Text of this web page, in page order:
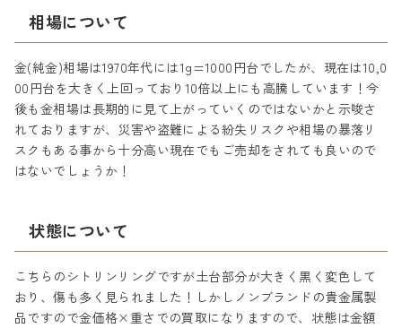
相場について
金(純金)相場は1970年代には1g=1000円台でしたが、現在は10,0
00円台を大きく上回っており10倍以上にも高騰しています！今
後も金相場は長期的に見て上がっていくのではないかと示唆さ
れておりますが、災害や盗難による紛失リスクや相場の暴落リ
スクもある事から十分高い現在でもご売却をされても良いので
はないでしょうか！
状態について
こちらのシトリンリングですが土台部分が大きく黒く変色して
おり、傷も多く見られました！しかしノンブランドの貴金属製
品ですので金価格×重さでの買取になりますので、状態は金額